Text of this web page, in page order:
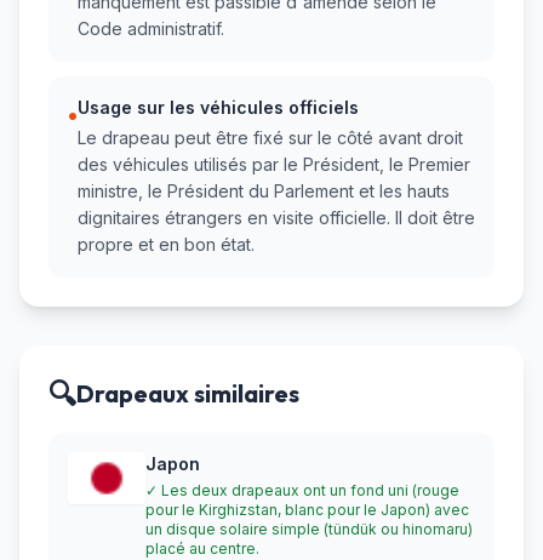
Code administratif.
•Usage sur les véhicules officiels
Le drapeau peut être fixé sur le côté avant droit
des véhicules utilisés par le Président, le Premier
ministre, le Président du Parlement et les hauts
dignitaires étrangers en visite officielle. Il doit être
propre et en bon état.
🔍Drapeaux similaires
Japon
✓ Les deux drapeaux ont un fond uni (rouge
pour le Kirghizstan, blanc pour le Japon) avec
un disque solaire simple (tündük ou hinomaru)
placé au centre.